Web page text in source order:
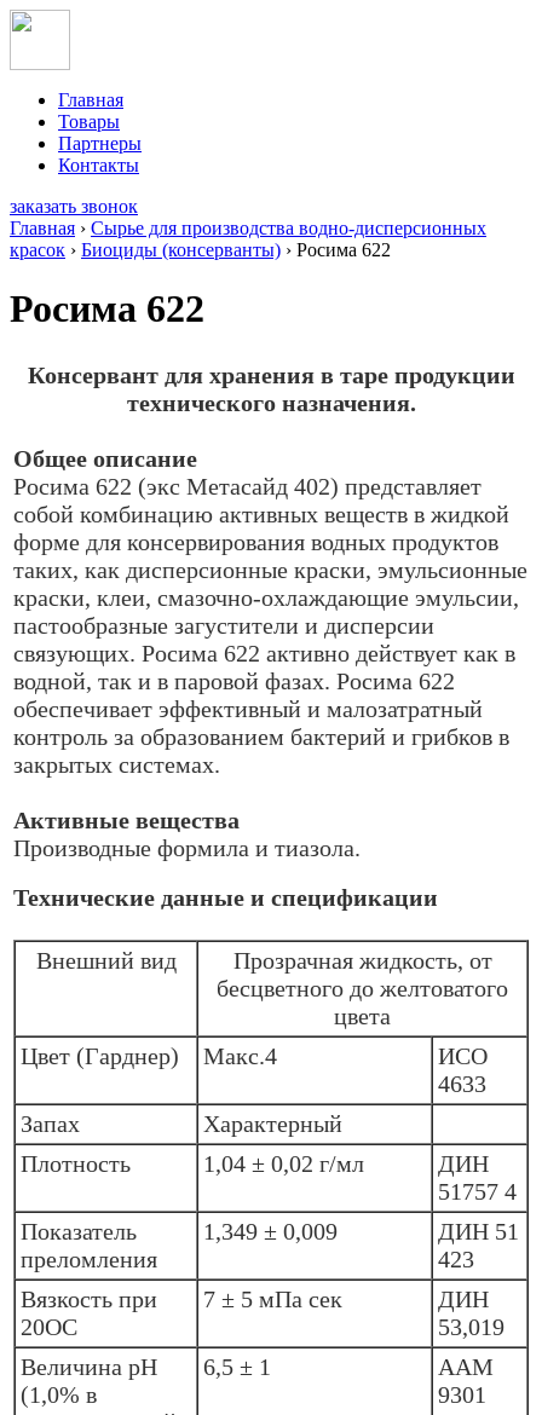
Главная
Товары
Партнеры
Контакты
заказать звонок
Главная › Сырье для производства водно-дисперсионных
красок › Биоциды (консерванты) › Росима 622
Росима 622
Консервант для хранения в таре продукции
технического назначения.
Общее описание
Росима 622 (экс Метасайд 402) представляет
собой комбинацию активных веществ в жидкой
форме для консервирования водных продуктов
таких, как дисперсионные краски, эмульсионные
краски, клеи, смазочно-охлаждающие эмульсии,
пастообразные загустители и дисперсии
связующих. Росима 622 активно действует как в
водной, так и в паровой фазах. Росима 622
обеспечивает эффективный и малозатратный
контроль за образованием бактерий и грибков в
закрытых системах.
Активные вещества
Производные формила и тиазола.
Технические данные и спецификации
Внешний вид
Прозрачная жидкость, от
бесцветного до желтоватого
цвета
Цвет (Гарднер)
Макс.4
ИСО
4633
Запах
Характерный
Плотность
1,04 ± 0,02 г/мл
ДИН
51757 4
Показатель
преломления
1,349 ± 0,009
ДИН 51
423
Вязкость при
20ОС
7 ± 5 мПа сек
ДИН
53,019
Величина pH
(1,0% в
6,5 ± 1
ААМ
9301